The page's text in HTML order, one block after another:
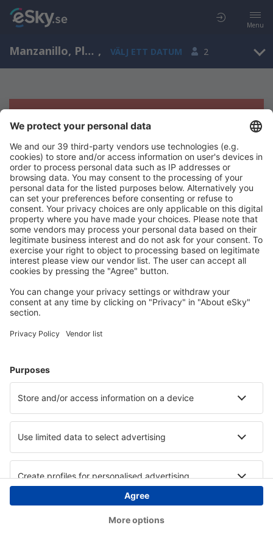
Menu
Manzanillo, Playa de Oro, Colima, Mexiko (ZLO) , VÄLJ ETT DATUM 2
Tyvärr, inga resultat för denna sökning
Försök att söka med andra kriterier
Copyright © eSky.se. Alla rättigheter förbehålls.